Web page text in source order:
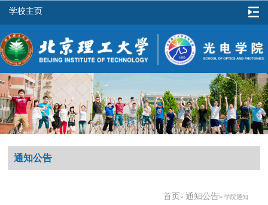
学校主页
通知公告
首页» 通知公告» 学院通知